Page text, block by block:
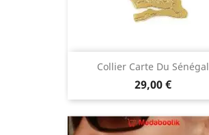
Collier Carte Du Sénégal
Prix
29,00 €